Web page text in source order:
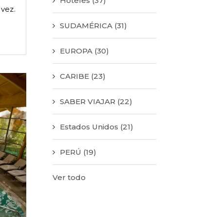
SUDAMÉRICA (31)
EUROPA (30)
CARIBE (23)
SABER VIAJAR (22)
Estados Unidos (21)
PERÚ (19)
Ver todo